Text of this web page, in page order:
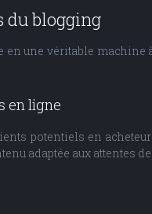
du blogging
une véritable machine
en ligne
potentiels en
adaptée aux attentes